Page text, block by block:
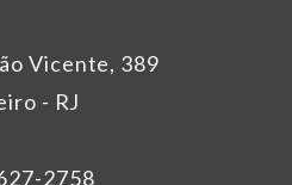
Vicente, 389
- RJ
2758